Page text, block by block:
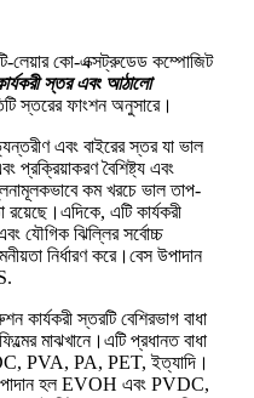
লেয়ার কো-এক্সট্রুডেড কম্পোজিট
স্তর এবং আঠালো
স্তরের ফাংশন অনুসারে।
এবং বাইরের স্তর যা ভাল
প্রক্রিয়াকরণ বৈশিষ্ট্য এবং
কম খরচে ভাল তাপ-
রয়েছে।এদিকে, এটি কার্যকরী
যৌগিক ঝিল্লির সর্বোচ্চ
নির্ধারণ করে।বেস উপাদান
কার্যকরী স্তরটি বেশিরভাগ বাধা
মাঝখানে।এটি প্রধানত বাধা
PVA, PA, PET, ইত্যাদি।
উপাদান হল EVOH এবং PVDC,